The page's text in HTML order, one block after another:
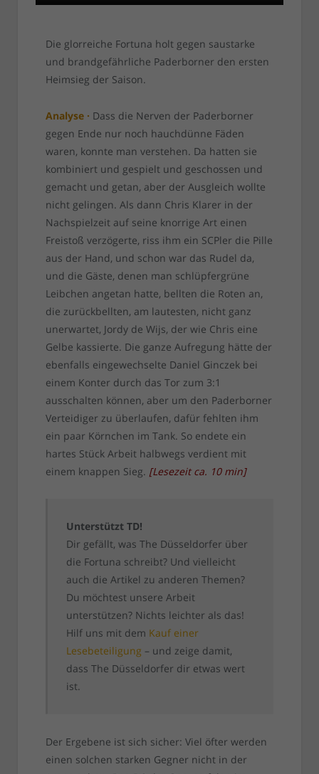
Die glorreiche Fortuna holt gegen saustarke
und brandgefährliche Paderborner den ersten
Heimsieg der Saison.
Analyse · Dass die Nerven der Paderborner
gegen Ende nur noch hauchdünne Fäden
waren, konnte man verstehen. Da hatten sie
kombiniert und gespielt und geschossen und
gemacht und getan, aber der Ausgleich wollte
nicht gelingen. Als dann Chris Klarer in der
Nachspielzeit auf seine knorrige Art einen
Freistoß verzögerte, riss ihm ein SCPler die Pille
aus der Hand, und schon war das Rudel da,
und die Gäste, denen man schlüpfergrüne
Leibchen angetan hatte, bellten die Roten an,
die zurückbellten, am lautesten, nicht ganz
unerwartet, Jordy de Wijs, der wie Chris eine
Gelbe kassierte. Die ganze Aufregung hätte der
ebenfalls eingewechselte Daniel Ginczek bei
einem Konter durch das Tor zum 3:1
ausschalten können, aber um den Paderborner
Verteidiger zu überlaufen, dafür fehlten ihm
ein paar Körnchen im Tank. So endete ein
hartes Stück Arbeit halbwegs verdient mit
einem knappen Sieg. [Lesezeit ca. 10 min]
Unterstützt TD!
Dir gefällt, was The Düsseldorfer über
die Fortuna schreibt? Und vielleicht
auch die Artikel zu anderen Themen?
Du möchtest unsere Arbeit
unterstützen? Nichts leichter als das!
Hilf uns mit dem Kauf einer
Lesebeteiligung – und zeige damit,
dass The Düsseldorfer dir etwas wert
ist.
Der Ergebene ist sich sicher: Viel öfter werden
einen solchen starken Gegner nicht in der